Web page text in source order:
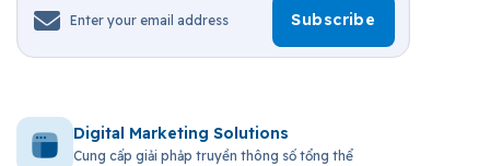
Digital Marketing Solutions
Cung cấp giải phảp truyền thông số tổng thể